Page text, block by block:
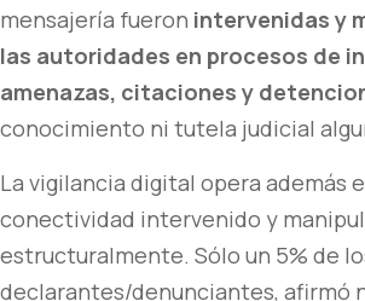
mensajería fueron intervenidas y
las autoridades en procesos de
amenazas, citaciones y
conocimiento ni tutela judicial
La vigilancia digital opera además
conectividad intervenido y
estructuralmente. Sólo un 5% de
declarantes/denunciantes, afirmó